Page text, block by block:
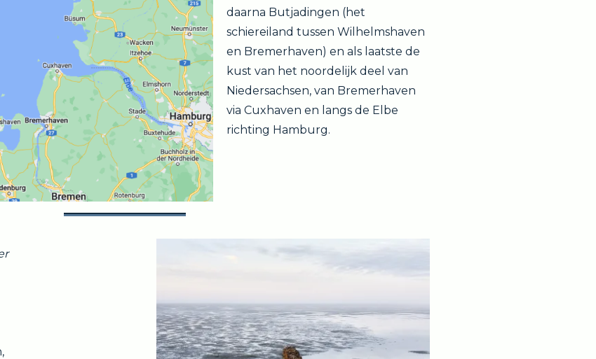
daarna Butjadingen (het
schiereiland tussen Wilhelmshaven
en Bremerhaven) en als laatste de
kust van het noordelijk deel van
Niedersachsen, van Bremerhaven
via Cuxhaven en langs de Elbe
richting Hamburg.